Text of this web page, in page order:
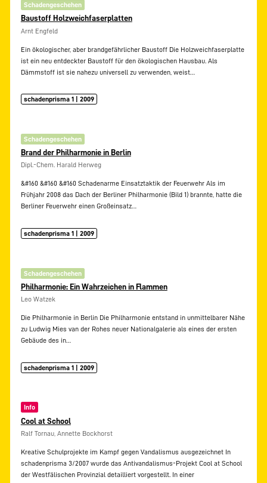
Schadengeschehen
Baustoff Holzweichfaserplatten
Arnt Engfeld
Ein ökologischer, aber brandgefährlicher Baustoff Die Holzweichfaserplatte
ist ein neu entdeckter Baustoff für den ökologischen Hausbau. Als
Dämmstoff ist sie nahezu universell zu verwenden, weist…
schadenprisma 1 | 2009
Schadengeschehen
Brand der Philharmonie in Berlin
Dipl.-Chem. Harald Herweg
&#160 &#160 &#160 Schadenarme Einsatztaktik der Feuerwehr Als im
Frühjahr 2008 das Dach der Berliner Philharmonie (Bild 1) brannte, hatte die
Berliner Feuerwehr einen Großeinsatz…
schadenprisma 1 | 2009
Schadengeschehen
Philharmonie: Ein Wahrzeichen in Flammen
Leo Watzek
Die Philharmonie in Berlin Die Philharmonie entstand in unmittelbarer Nähe
zu Ludwig Mies van der Rohes neuer Nationalgalerie als eines der ersten
Gebäude des in…
schadenprisma 1 | 2009
Info
Cool at School
Ralf Tornau, Annette Bockhorst
Kreative Schulprojekte im Kampf gegen Vandalismus ausgezeichnet In
schadenprisma 3/2007 wurde das Antivandalismus-Projekt Cool at School
der Westfälischen Provinzial detailliert vorgestellt. In einer